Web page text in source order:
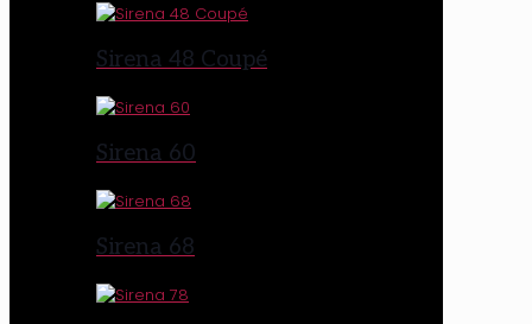
Sirena 48 Coupé
Sirena 60
Sirena 68